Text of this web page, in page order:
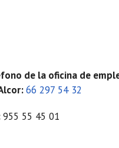
de la oficina de
:66 297 54 32
955 55 45 01